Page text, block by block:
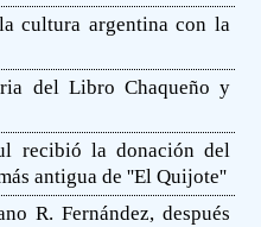
cultura argentina con la
del Libro Chaqueño y
recibió la donación del
antigua de ''El Quijote''
R. Fernández, después